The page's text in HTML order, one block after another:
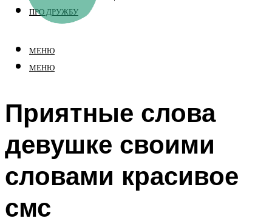
ПРО ДРУЖБУ
МЕНЮ
МЕНЮ
Приятные слова
девушке своими
словами красивое
смс